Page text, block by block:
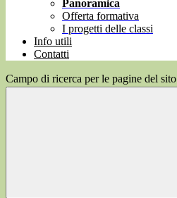
Panoramica
Offerta formativa
I progetti delle classi
Info utili
Contatti
Campo di ricerca per le pagine del sito